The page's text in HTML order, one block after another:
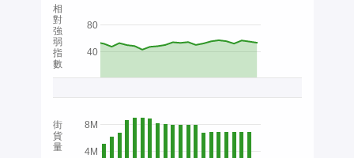
40
80
4M
8M
相
對
強
弱
指
數
街
貨
量